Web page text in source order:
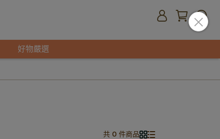
好物嚴選
共 0 件商品